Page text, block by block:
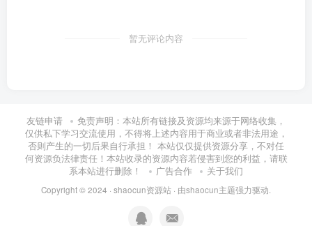
暂无评论内容
友链申请
免责声明：本站所有链接及资源均来源于网络收集，
仅供私下学习交流使用，不得将上述内容用于商业或者非法用途，
否则产生的一切后果自行承担！ 本站仅仅提供资源分享，不对任
何资源负法律责任！本站收录的资源内容若侵害到您的利益，请联
系本站进行删除！
广告合作 关于我们
Copyright © 2024 · shaocun资源站 · 由shaocun主题强力驱动.